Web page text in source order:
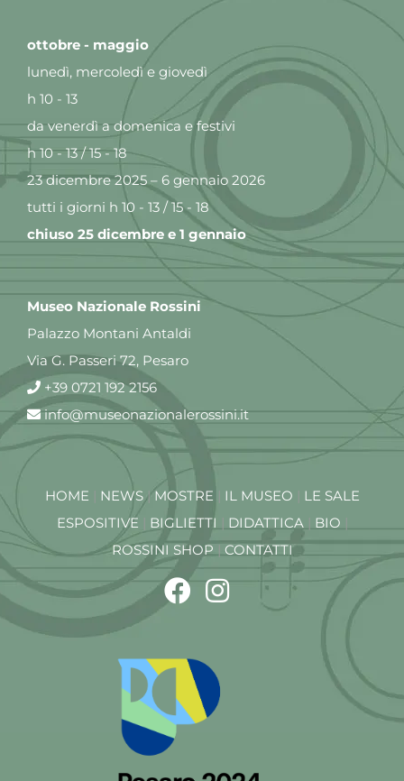
ottobre - maggio
lunedì, mercoledì e giovedì
h 10 - 13
da venerdì a domenica e festivi
h 10 - 13 / 15 - 18
23 dicembre 2025 – 6 gennaio 2026
tutti i giorni h 10 - 13 / 15 - 18
chiuso 25 dicembre e 1 gennaio
Museo Nazionale Rossini
Palazzo Montani Antaldi
Via G. Passeri 72, Pesaro
+39 0721 192 2156
info@museonazionalerossini.it
HOME NEWS| MOSTRE IL MUSEO
LE SALE
ESPOSITIVE
BIGLIETTI DIDATTICA BIO
ROSSINI SHOP| CONTATTI